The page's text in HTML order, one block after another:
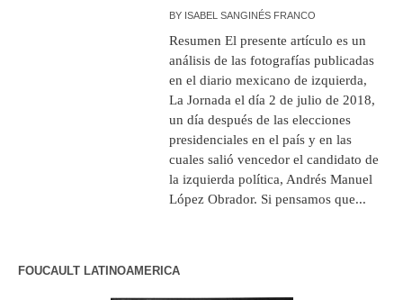
BY ISABEL SANGINÉS FRANCO
Resumen El presente artículo es un
análisis de las fotografías publicadas
en el diario mexicano de izquierda,
La Jornada el día 2 de julio de 2018,
un día después de las elecciones
presidenciales en el país y en las
cuales salió vencedor el candidato de
la izquierda política, Andrés Manuel
López Obrador. Si pensamos que...
FOUCAULT LATINOAMERICA